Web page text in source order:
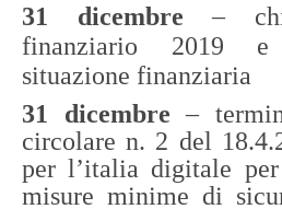
31 dicembre –
finanziario 2019 e
situazione finanziaria
31 dicembre –
circolare n. 2 del
per l’italia digitale
misure minime di